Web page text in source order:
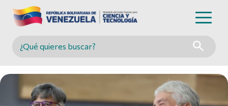
Buscar en MINCYT